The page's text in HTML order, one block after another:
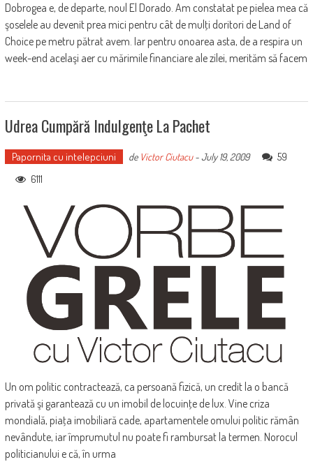
Dobrogea e, de departe, noul El Dorado. Am constatat pe pielea mea că
şoselele au devenit prea mici pentru cât de mulţi doritori de Land of
Choice pe metru pătrat avem. Iar pentru onoarea asta, de a respira un
week-end acelaşi aer cu mărimile financiare ale zilei, merităm să facem
Udrea Cumpără Indulgenţe La Pachet
Papornita cu intelepciuni de Victor Ciutacu-July 19, 2009
59
6111
Un om politic contractează, ca persoană fizică, un credit la o bancă
privată şi garantează cu un imobil de locuinţe de lux. Vine criza
mondială, piaţa imobiliară cade, apartamentele omului politic rămân
nevândute, iar împrumutul nu poate fi rambursat la termen. Norocul
politicianului e că, în urma